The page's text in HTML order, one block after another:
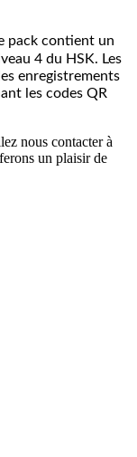
pack contient un
4 du HSK. Les
enregistrements
les codes QR
nous contacter à
un plaisir de